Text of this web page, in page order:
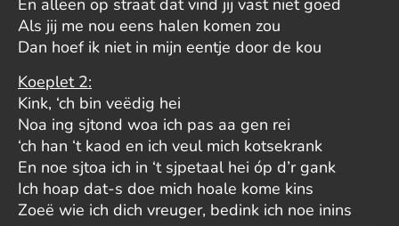
En alleen op straat dat vind jij vast niet goed
Als jij me nou eens halen komen zou
Dan hoef ik niet in mijn eentje door de kou
Koeplet 2:
Kink, ‘ch bin veëdig hei
Noa ing sjtond woa ich pas aa gen rei
‘ch han ‘t kaod en ich veul mich kotsekrank
En noe sjtoa ich in ‘t sjpetaal hei óp d’r gank
Ich hoap dat-s doe mich hoale kome kins
Zoeë wie ich dich vreuger, bedink ich noe inins